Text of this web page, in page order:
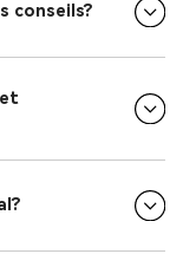
conseils?